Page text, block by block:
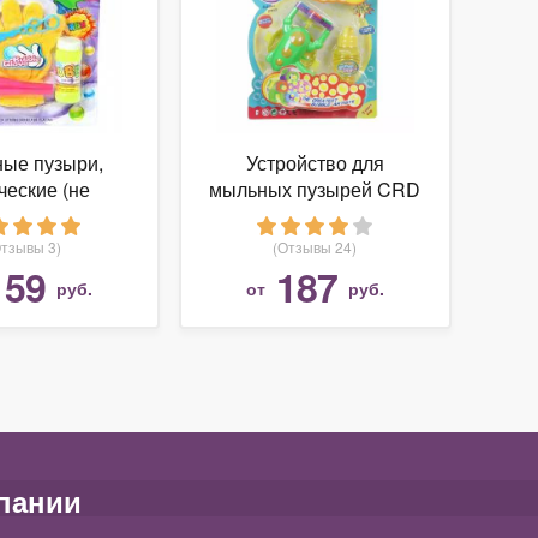
пузыри,
(не
3)
руб.
Устройство для
мыльных пузырей CRD
712A
(Отзывы 24)
от 187 руб.